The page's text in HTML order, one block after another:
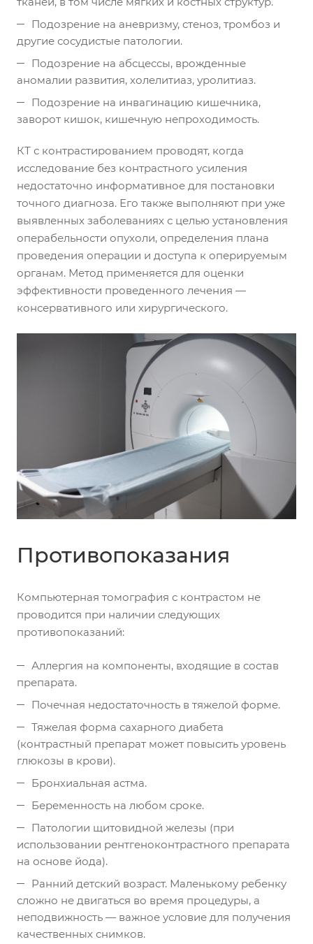
Подозрение на аневризму, стеноз, тромбоз и
другие сосудистые патологии.
Подозрение на абсцессы, врожденные
аномалии развития, холелитиаз, уролитиаз.
Подозрение на инвагинацию кишечника,
заворот кишок, кишечную непроходимость.
КТ с контрастированием проводят, когда
исследование без контрастного усиления
недостаточно информативное для постановки
точного диагноза. Его также выполняют при уже
выявленных заболеваниях с целью установления
операбельности опухоли, определения плана
проведения операции и доступа к оперируемым
органам. Метод применяется для оценки
эффективности проведенного лечения —
консервативного или хирургического.
Противопоказания
Компьютерная томография с контрастом не
проводится при наличии следующих
противопоказаний:
Аллергия на компоненты, входящие в состав
препарата.
Почечная недостаточность в тяжелой форме.
Тяжелая форма сахарного диабета
(контрастный препарат может повысить уровень
глюкозы в крови).
Бронхиальная астма.
Беременность на любом сроке.
Патологии щитовидной железы (при
использовании рентгеноконтрастного препарата
на основе йода).
Ранний детский возраст. Маленькому ребенку
сложно не двигаться во время процедуры, а
неподвижность — важное условие для получения
качественных снимков.